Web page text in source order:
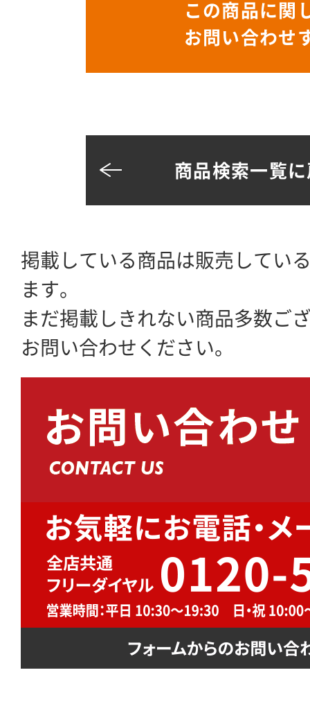
この商品に関
お問い合わせ
商品検索一覧
掲載している商品は販売してい
ます。
まだ掲載しきれない商品多数ご
お問い合わせください。